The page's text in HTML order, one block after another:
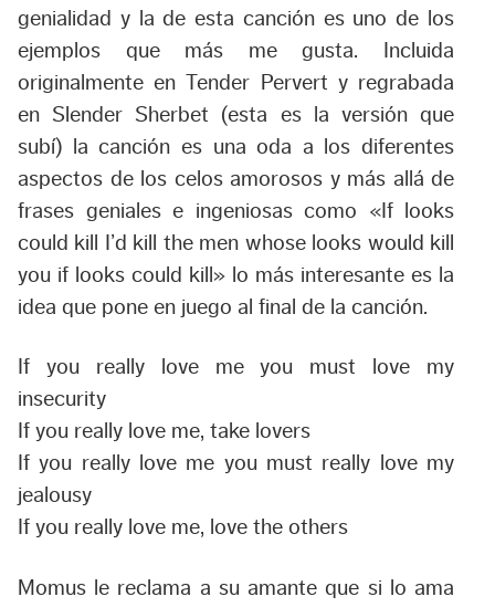
genialidad y la de esta canción es uno de los
ejemplos que más me gusta. Incluida
originalmente en
Tender Pervert y regrabada
en Slender Sherbet (esta es la versión que
subí) la canción es una oda a los diferentes
aspectos de los celos amorosos y más allá de
frases geniales e ingeniosas como «If looks
could kill I’d kill the men whose looks would kill
you if looks could kill » lo más interesante es la
idea que pone en juego al final de la canción.
If you really love me you must love my
insecurity
If you really love me, take lovers
If you really love me you must really love my
jealousy
If you really love me, love the others
Momus le reclama a su amante que si lo ama